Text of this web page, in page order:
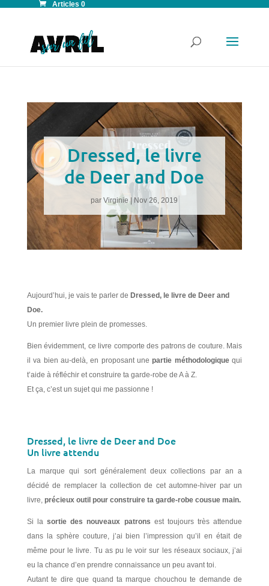
Articles 0
Dressed, le livre
de Deer and Doe
parVirginie|Nov 26, 2019
Aujourd’hui, je vais te parler de Dressed, le livre de Deer and
Doe.
Un premier livre plein de promesses.
Bien évidemment, ce livre comporte des patrons de couture. Mais
il va bien au-delà, en proposant unepartie méthodologiquequi
t’aide à réfléchir et construire ta garde-robe de A à Z.
Et ça, c’est un sujet qui me passionne !
Dressed, le livre de Deer and Doe
Un livre attendu
La marque qui sort généralement deux collections par an a
décidé de remplacer la collection de cet automne-hiver par un
livre, précieux outil pour construire ta garde-robe cousue main.
Si lasortie des nouveaux patrons est toujours très attendue
dans la sphère couture, j’ai bien l’impression qu’il en était de
même pour le livre. Tu as pu le voir sur les réseaux sociaux, j’ai
eu la chance d’en prendre connaissance un peu avant toi.
Autant te dire que quand ta marque chouchou te demande de